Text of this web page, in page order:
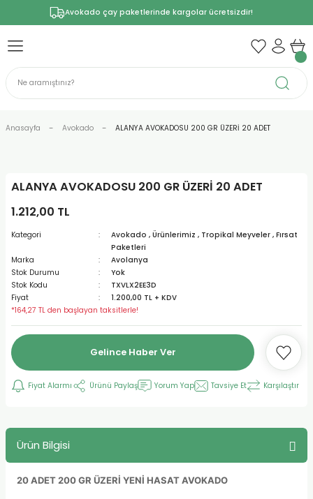
Avokado çay paketlerinde kargolar ücretsizdir!
Anasayfa Avokado ALANYA AVOKADOSU 200 GR ÜZERİ 20 ADET
ALANYA AVOKADOSU 200 GR ÜZERİ 20 ADET
1.212,00 TL
Kategori Avokado , Ürünlerimiz , Tropikal Meyveler , Fırsat
Paketleri
Marka
Avolanya
Stok Durumu
Yok
Stok Kodu
TXVLX2EE3D
Fiyat
1.200,00 TL + KDV
*164,27 TL den başlayan taksitlerle!
Gelince Haber Ver
Fiyat Alarmı Ürünü Paylaş Yorum Yap Tavsiye Et Karşılaştır
Ürün Bilgisi
20 ADET 200 GR ÜZERİ YENİ HASAT AVOKADO